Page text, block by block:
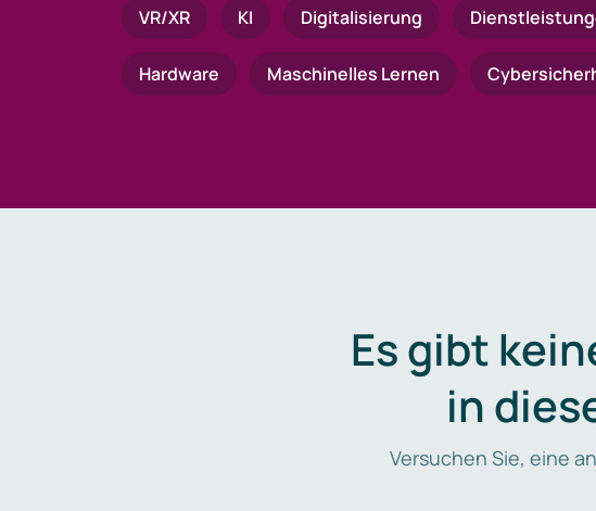
VR/XR KI Digitalisierung
Hardware Maschinelles Lernen
Es gibt
in
Versuchen Sie, eine